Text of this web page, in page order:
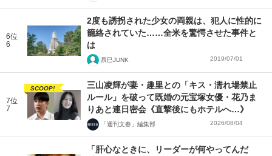
6位
6
2度も誘拐された少女の両親は、犯人に性的に
籠絡されていた……全米を驚愕させた事件と
は
辰巳JUNK 2019/07/01
7位
7
SCOOP!
三山凌輝が妻・趣里との「キス・濡れ場禁止
ルール」を破って既婚の元宝塚女優・花乃ま
りあと連日密会《直撃後にもホテルへ…》
「週刊文春」編集部 2026/08/04
「肝心なときに、リーダーが何やってんだ